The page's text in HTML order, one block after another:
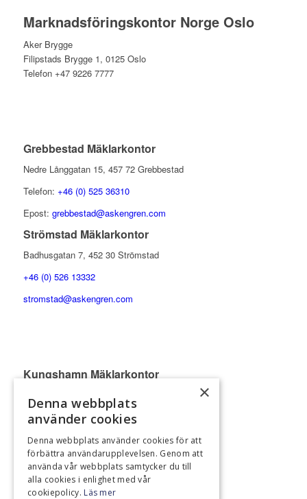
Marknadsföringskontor Norge Oslo
Aker Brygge
Filipstads Brygge 1, 0125 Oslo
Telefon +47 9226 7777
Grebbestad Mäklarkontor
Nedre Långgatan 15, 457 72 Grebbestad
Telefon: +46 (0) 525 36310
Epost: grebbestad@askengren.com
Strömstad Mäklarkontor
Badhusgatan 7, 452 30 Strömstad
+46 (0) 526 13332
stromstad@askengren.com
Kungshamn Mäklarkontor
+46 (0) 523 37500
kungshamn@askengren.com
Marknadsföringskontor Norge Oslo
Aker Brygge, Fjordalleen 7, 0250 Oslo
×
Denna webbplats
använder cookies
Denna webbplats använder cookies för att
förbättra användarupplevelsen. Genom att
använda vår webbplats samtycker du till
alla cookies i enlighet med vår
cookiepolicy. Läs mer